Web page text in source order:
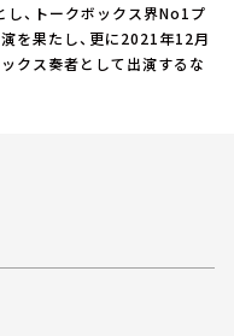
、トークボックス界No1プ
を果たし、更に2021年12月
クス奏者として出演するな